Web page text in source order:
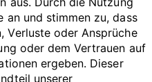
an und stimmen zu, dass
Verluste oder Ansprüche
oder dem Vertrauen auf
ergeben. Dieser
unserer